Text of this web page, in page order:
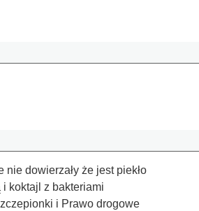
dowierzały że jest piekło
koktajl z bakteriami
i Prawo drogowe